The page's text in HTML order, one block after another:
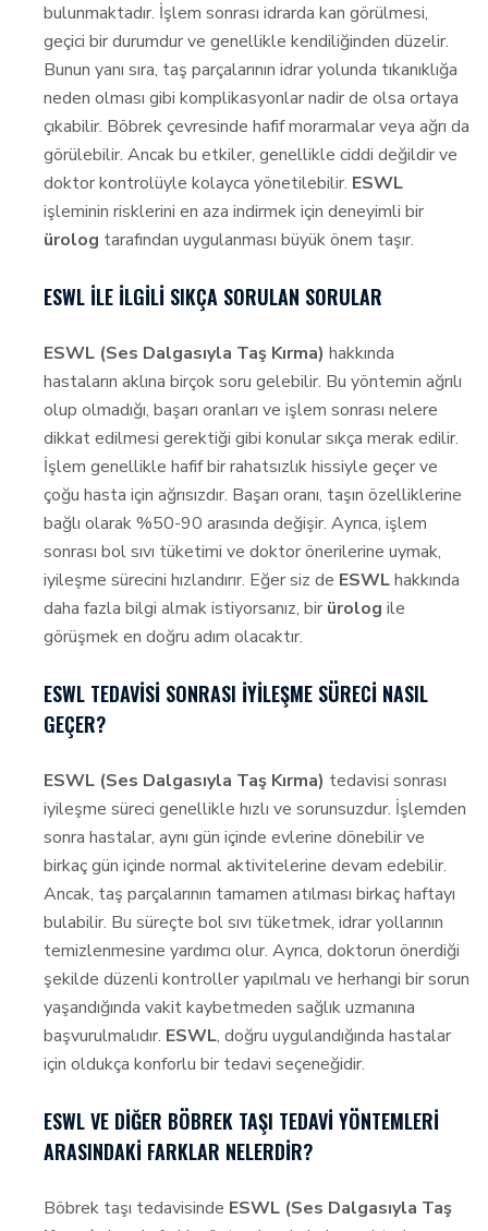
bulunmaktadır. İşlem sonrası idrarda kan görülmesi,
geçici bir durumdur ve genellikle kendiliğinden düzelir.
Bunun yanı sıra, taş parçalarının idrar yolunda tıkanıklığa
neden olması gibi komplikasyonlar nadir de olsa ortaya
çıkabilir. Böbrek çevresinde hafif morarmalar veya ağrı da
görülebilir. Ancak bu etkiler, genellikle ciddi değildir ve
doktor kontrolüyle kolayca yönetilebilir. ESWL
işleminin risklerini en aza indirmek için deneyimli bir
ürolog tarafından uygulanması büyük önem taşır.
ESWL ILE İLGILI SIKÇA SORULAN SORULAR
ESWL (Ses Dalgasıyla Taş Kırma) hakkında
hastaların aklına birçok soru gelebilir. Bu yöntemin ağrılı
olup olmadığı, başarı oranları ve işlem sonrası nelere
dikkat edilmesi gerektiği gibi konular sıkça merak edilir.
İşlem genellikle hafif bir rahatsızlık hissiyle geçer ve
çoğu hasta için ağrısızdır. Başarı oranı, taşın özelliklerine
bağlı olarak %50-90 arasında değişir. Ayrıca, işlem
sonrası bol sıvı tüketimi ve doktor önerilerine uymak,
iyileşme sürecini hızlandırır. Eğer siz de ESWLhakkında
daha fazla bilgi almak istiyorsanız, bir ürolog ile
görüşmek en doğru adım olacaktır.
ESWL TEDAVISI SONRASI İYILEŞME SÜRECI NASIL
GEÇER?
ESWL (Ses Dalgasıyla Taş Kırma) tedavisi sonrası
iyileşme süreci genellikle hızlı ve sorunsuzdur. İşlemden
sonra hastalar, aynı gün içinde evlerine dönebilir ve
birkaç gün içinde normal aktivitelerine devam edebilir.
Ancak, taş parçalarının tamamen atılması birkaç haftayı
bulabilir. Bu süreçte bol sıvı tüketmek, idrar yollarının
temizlenmesine yardımcı olur. Ayrıca, doktorun önerdiği
şekilde düzenli kontroller yapılmalı ve herhangi bir sorun
yaşandığında vakit kaybetmeden sağlık uzmanına
başvurulmalıdır. ESWL, doğru uygulandığında hastalar
için oldukça konforlu bir tedavi seçeneğidir.
ESWL VE DIĞER BÖBREK TAŞI TEDAVI YÖNTEMLERI
ARASINDAKI FARKLAR NELERDIR?
Böbrek taşı tedavisinde ESWL (Ses Dalgasıyla Taş